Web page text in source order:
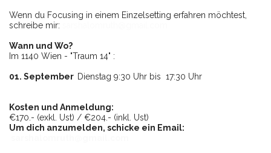
Wenn du Focusing in einem Einzelsetting erfahren möchtest,
schreibe mir:
Wann und Wo?
Im 1140 Wien - "Traum 14" :
01. September Dienstag 9:30 Uhr bis 17:30 Uhr
Kosten und Anmeldung:
€170.- (exkl. Ust) / €204.- (inkl. Ust)
Um dich anzumelden, schicke ein Email: